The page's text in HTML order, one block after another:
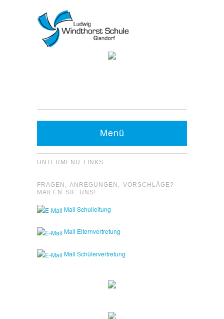
Fax: 05426 9480-20
Menü
UNTERMENU LINKS
FRAGEN, ANREGUNGEN, VORSCHLÄGE?
MAILEN SIE UNS!
Mail Schulleitung
Mail Elternvertretung
Mail Schülervertretung